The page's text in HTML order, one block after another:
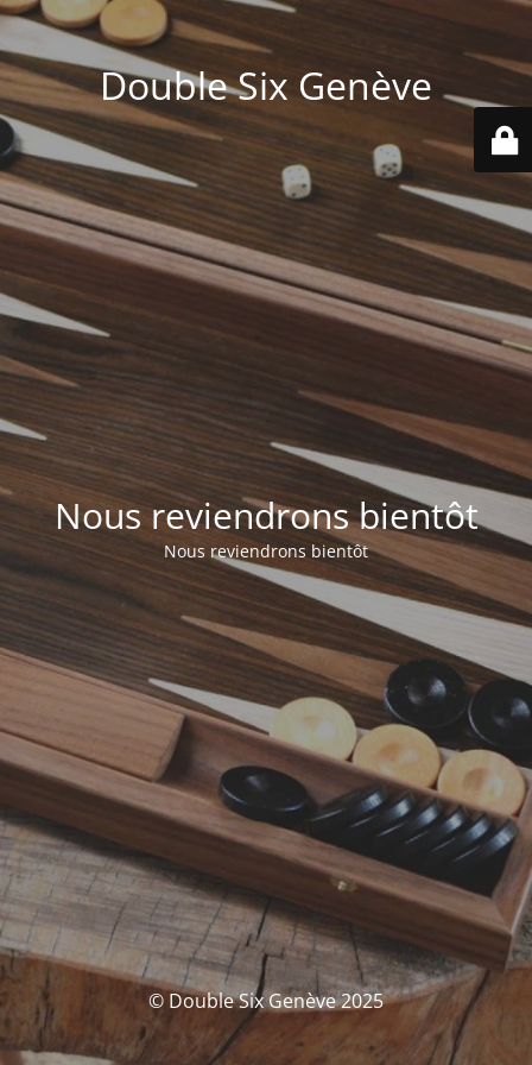
Double Six Genève
Nous reviendrons bientôt
Nous reviendrons bientôt
© Double Six Genève 2025